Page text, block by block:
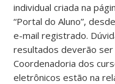
individual criada na
“Portal do Aluno”,
e-mail registrado.
resultados deverão
Coordenadoria dos
eletrônicos estão na